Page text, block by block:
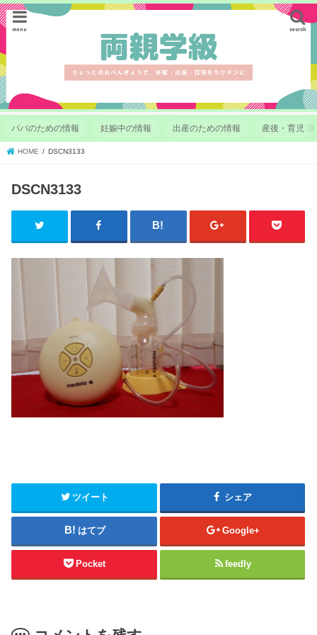
search
menu
パパのための情報 妊娠中の情報 出産のための情報 産後・育児
HOME DSCN3133
DSCN3133
ツイート シェア
はてブ Google+
Pocket feedly